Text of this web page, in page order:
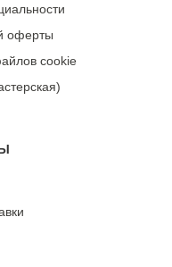
оферты
cookie